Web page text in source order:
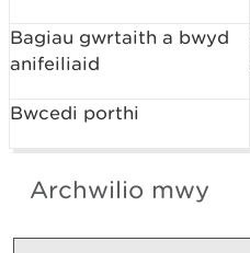
Bagiau gwrtaith a bwyd
anifeiliaid
Bwcedi porthi
Archwilio mwy